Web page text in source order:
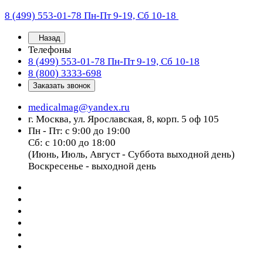
8 (499) 553-01-78 Пн-Пт 9-19, Сб 10-18
Назад
Телефоны
8 (499) 553-01-78 Пн-Пт 9-19, Сб 10-18
8 (800) 3333-698
Заказать звонок
medicalmag@yandex.ru
г. Москва, ул. Ярославская, 8, корп. 5 оф 105
Пн - Пт: с 9:00 до 19:00
Сб: с 10:00 до 18:00
(Июнь, Июль, Август - Суббота выходной день)
Воскресенье - выходной день